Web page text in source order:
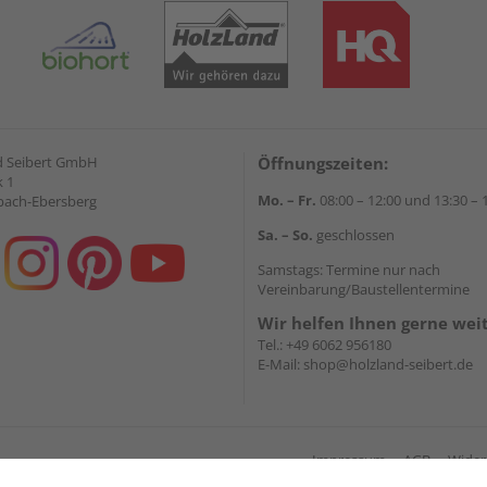
Seibert GmbH
1
Ebersberg
Öffnungszeiten:
Mo. – Fr. 08:00 – 12:00 und 13:30 –
Sa. – So. geschlossen
Samstags: Termine nur nach
Vereinbarung/Baustellentermine
Wir helfen Ihnen gerne
Tel.: +49 6062 956180
E-Mail: shop@holzland-seibert.de
Impressum AGB